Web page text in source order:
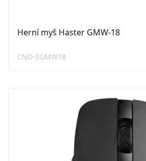
Herní myš Haster GMW-18
CND-SGMW18